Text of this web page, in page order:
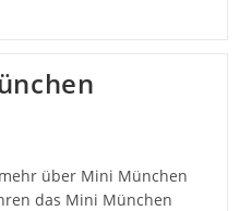
über Mini München
das Mini München